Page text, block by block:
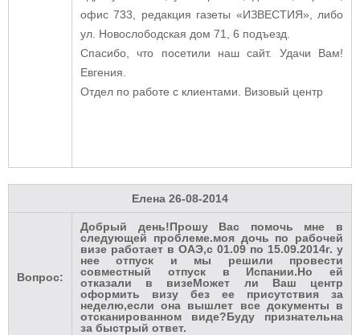
офис 733, редакция газеты «ИЗВЕСТИЯ», либо
ул. Новослободская дом 71, 6 подъезд.
Спасибо, что посетили наш сайт. Удачи Вам!
Евгения.
Отдел по работе с клиентами. Визовый центр
Елена 26-08-2014
Вопрос:
Добрый день!Прошу Вас помочь мне в
следующей проблеме.моя дочь по рабочей
визе работает в ОАЭ,с 01.09 по 15.09.2014г. у
нее отпуск и мы решили провести
совместный отпуск в Испании.Но ей
отказали в визеМожет ли Ваш центр
оформить визу без ее присутствия за
неделю,если она вышлет все документы в
отсканированном виде?Буду признательна
за быстрый ответ.